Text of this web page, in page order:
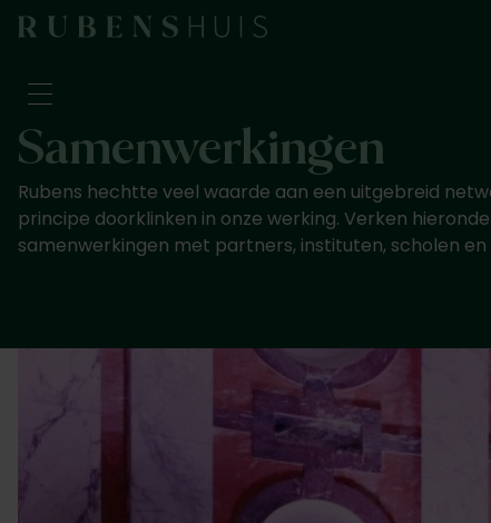
Bezoek
Zien & doen
Verbouwingen
Nieuwsbrief
Kalender
Samenwerkingen
Rubens hechtte veel waarde aan een uitgebreid
principe doorklinken in onze werking. Verken
samenwerkingen met partners, instituten, scholen